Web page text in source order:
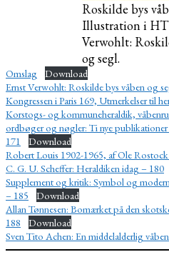
Roskilde bys
Illustration i HT
Verwohlt:
og segl.
Omslag
Download
Ernst Verwohlt: Roskilde bys våben og
Kongressen i Paris 169, Utmerkelser til
Korstogs- og kommuneheraldik,
ordbøger og nøgler: Ti nye publikationer
171
Download
Robert Louis 1902-1965, af Ole
C. G. U. Scheffer: Heraldiken idag – 180
Supplement og kritik: Symbol og
– 185
Download
Allan Tønnesen: Bomærket på den
188
Download
Sven Tito Achen: En middelalderlig